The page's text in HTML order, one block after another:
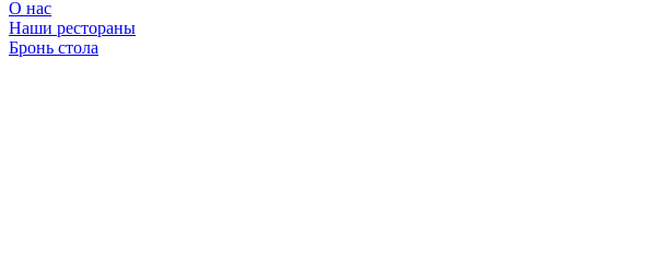
О нас
Наши рестораны
Бронь стола